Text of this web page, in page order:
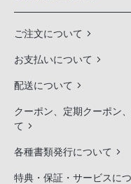
ご注文について
お支払いについて
配送について
クーポン、定期クーポン
て
各種書類発行について
特典・保証・サービスに